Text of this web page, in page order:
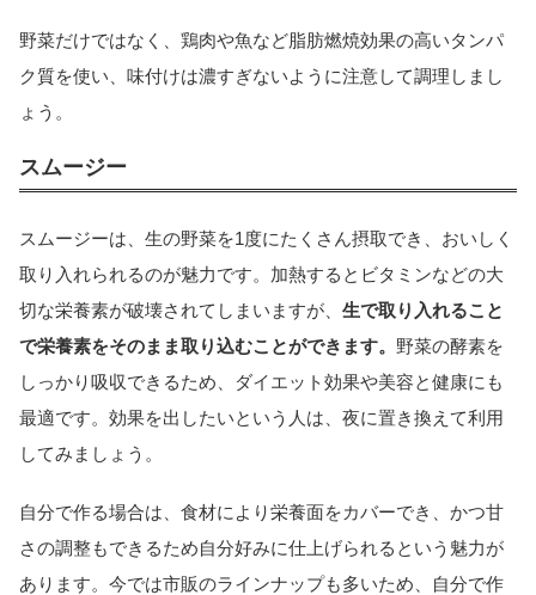
野菜だけではなく、鶏肉や魚など脂肪燃焼効果の高いタンパ
ク質を使い、味付けは濃すぎないように注意して調理しまし
ょう。
スムージー
スムージーは、生の野菜を1度にたくさん摂取でき、おいしく
取り入れられるのが魅力です。加熱するとビタミンなどの大
切な栄養素が破壊されてしまいますが、 生で取り入れること
で栄養素をそのまま取り込むことができます。 野菜の酵素を
しっかり吸収できるため、ダイエット効果や美容と健康にも
最適です。効果を出したいという人は、夜に置き換えて利用
してみましょう。
自分で作る場合は、食材により栄養面をカバーでき、かつ甘
さの調整もできるため自分好みに仕上げられるという魅力が
あります。今では市販のラインナップも多いため、自分で作